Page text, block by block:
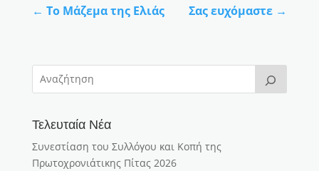
← Το Μάζεμα της Ελιάς Σας ευχόμαστε →
Τελευταία Νέα
Συνεστίαση του Συλλόγου και Κοπή της
Πρωτοχρονιάτικης Πίτας 2026